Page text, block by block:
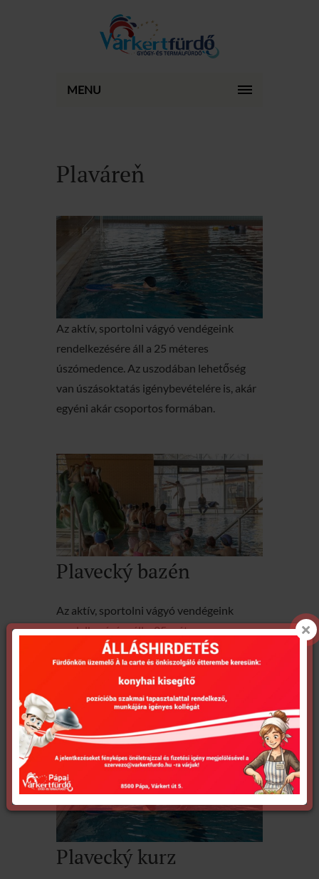
MENU
Plaváreň
Az aktív, sportolni vágyó vendégeink
rendelkezésére áll a 25 méteres
úszómedence. Az uszodában lehetőség
van úszásoktatás igénybevételére is, akár
egyéni akár csoportos formában.
Plavecký bazén
Az aktív, sportolni vágyó vendégeink
rendelkezésére áll a 25 méteres
úszómedence. A frissítő úszás lehetőségén
Podrobnosti
Plavecký kurz